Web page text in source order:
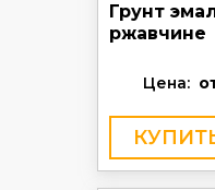
Грунт
ржавчине
Цена: